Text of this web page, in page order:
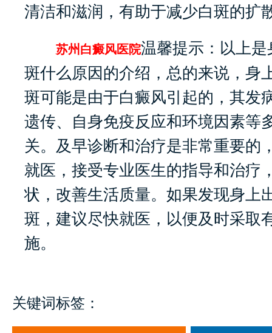
清洁和滋润，有助于减少白斑的扩
苏州白癜风医院温馨提示：以上
斑什么原因的介绍，总的来说，身
斑可能是由于白癜风引起的，其发
遗传、自身免疫反应和环境因素等
关。及早诊断和治疗是非常重要的
就医，接受专业医生的指导和治疗
状，改善生活质量。如果发现身上
斑，建议尽快就医，以便及时采取
施。
关键词标签：